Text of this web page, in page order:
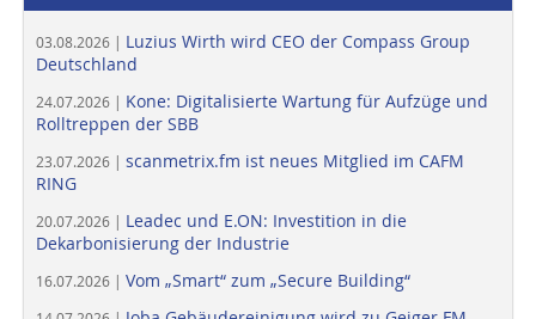
03.08.2026 | Luzius Wirth wird CEO der Compass Group
Deutschland
24.07.2026 | Kone: Digitalisierte Wartung für Aufzüge und
Rolltreppen der SBB
23.07.2026 | scanmetrix.fm ist neues Mitglied im CAFM
RING
20.07.2026 | Leadec und E.ON: Investition in die
Dekarbonisierung der Industrie
16.07.2026 | Vom „Smart“ zum „Secure Building“